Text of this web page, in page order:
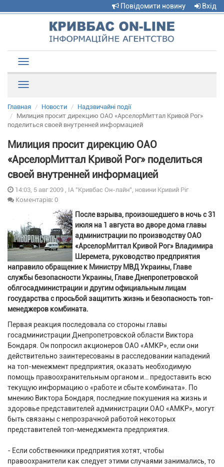
Повідомити новину Вхід
navigation
Главная Новости
Надзвичайні події
Милиция просит дирекцию ОАО «АрселорМиттал Кривой Рог»
поделиться своей внутренней информацией
Милиция просит дирекцию ОАО
«АрселорМиттал Кривой Рог» поделиться
своей внутренней информацией
14:03, 5 авг 2009 , ІА "Кривбас Он-лайн", новини Кривий Ріг
Коментарів: 0
После взрыва, произошедшего в ночь с 31
июля на 1 августа во дворе дома главы
администрации по производству ОАО
«АрселорМиттал Кривой Рог» Владимира
Шеремета, руководство предприятия
направило обращение к Министру МВД Украины, Главе
службы безопасности Украины, Главе Днепропетровской
облгосадминистрации и другим официальным лицам
государства с просьбой защитить жизнь и безопасность топ-
менеджеров комбината.
Первая реакция последовала со стороны главы
госадминистрации Днепропетровской области Виктора
Бондаря. Он попросил акционеров ОАО «АМКР», если они
действительно заинтересованы в расследовании нападений
на топ-менежмент предприятия, оказать необходимую
помощь правоохранительным органом и… предоставить всю
текущую информацию о «работе и сбыте комбината». По
мнению Виктора Бондаря, последние покушения на жизнь и
здоровье представителей администрации ОАО «АМКР», могут
быть связаны с непрозрачной работой некоторых
представителей топ-менеджмента предприятия.
- Если собственники предприятия хотят, чтобы
правоохранители как следует этими случаями занимались, то